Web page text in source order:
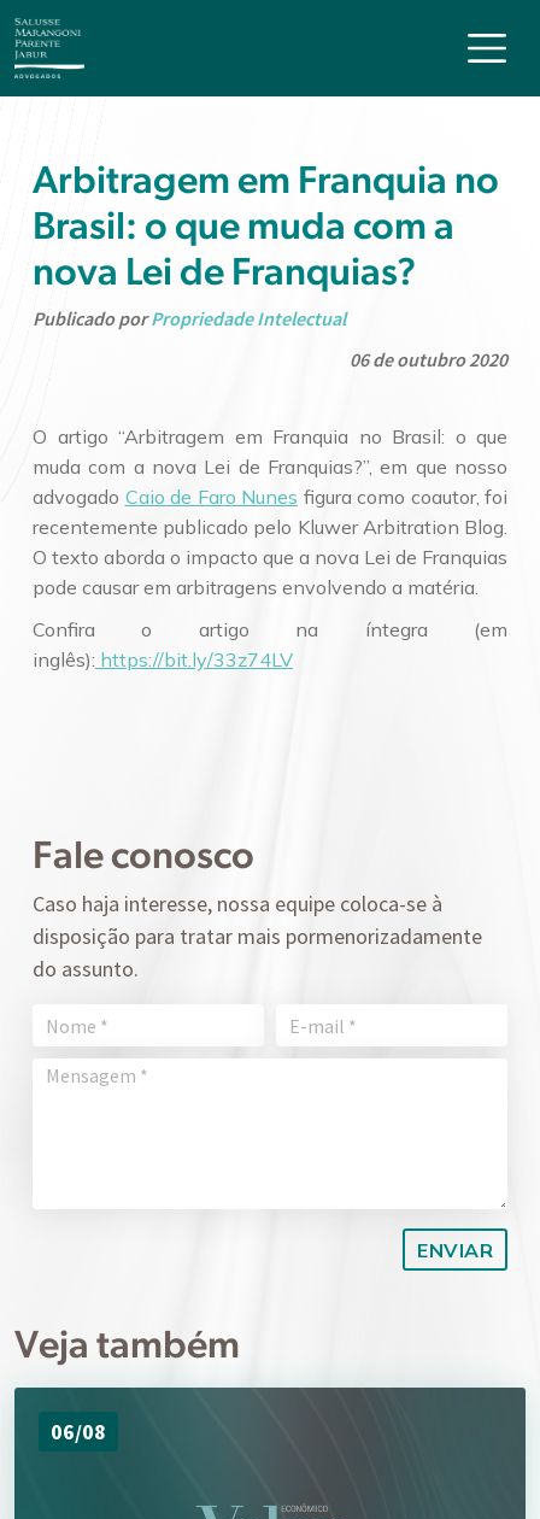
Arbitragem em Franquia no
Brasil: o que muda com a
nova Lei de Franquias?
Publicado porPropriedade Intelectual
06 de outubro 2020
O artigo “Arbitragem em Franquia no Brasil: o que
muda com a nova Lei de Franquias?”, em que nosso
advogado Caio de Faro Nunes figura como coautor, foi
recentemente publicado pelo Kluwer Arbitration Blog.
O texto aborda o impacto que a nova Lei de Franquias
pode causar em arbitragens envolvendo a matéria.
Confira o artigo na íntegra (em
inglês): https://bit.ly/33z74LV
Fale conosco
Caso haja interesse, nossa equipe coloca-se à
disposição para tratar mais pormenorizadamente
do assunto.
Veja também
06/08